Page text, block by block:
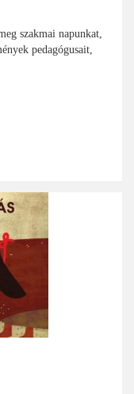
szakmai napunkat,
pedagógusait,